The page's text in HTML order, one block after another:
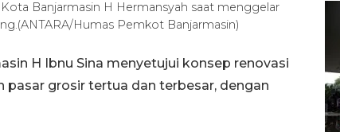
Banjarmasin H Hermansyah saat menggelar
Humas Pemkot Banjarmasin)
H Ibnu Sina menyetujui konsep renovasi
pasar grosir tertua dan terbesar, dengan